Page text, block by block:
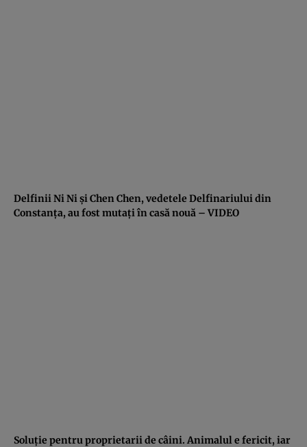
Delfinii Ni Ni şi Chen Chen, vedetele Delfinariului din
Constanţa, au fost mutaţi în casă nouă – VIDEO
Soluţie pentru proprietarii de câini. Animalul e fericit, iar